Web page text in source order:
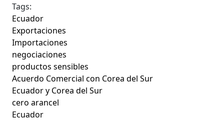
Tags:
Ecuador
Exportaciones
Importaciones
negociaciones
productos sensibles
Acuerdo Comercial con Corea del Sur
Ecuador y Corea del Sur
cero arancel
Ecuador